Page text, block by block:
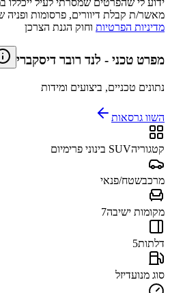
מאשר/ת קבלת דיוורים, פרסומות ופניה
מדיניות הפרטיות וחוק הגנת הצרכן
מפרט טכני - לנד רובר דיסקברי
נתונים טכניים, ביצועים ומידות
השוו גרסאות
קטגוריהSUV בינוני פרימיום
מרכבשטח/פנאי
מקומות ישיבה7
דלתות5
סוג מנועדיזל